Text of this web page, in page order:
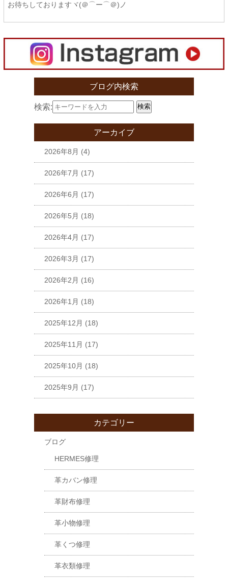
お待ちしておりますヾ(＠⌒ー⌒＠)ノ
ブログ内検索
検索: 検索
アーカイブ
2026年8月 (4)
2026年7月 (17)
2026年6月 (17)
2026年5月 (18)
2026年4月 (17)
2026年3月 (17)
2026年2月 (16)
2026年1月 (18)
2025年12月 (18)
2025年11月 (17)
2025年10月 (18)
2025年9月 (17)
カテゴリー
ブログ
HERMES修理
革カバン修理
革財布修理
革小物修理
革くつ修理
革衣類修理